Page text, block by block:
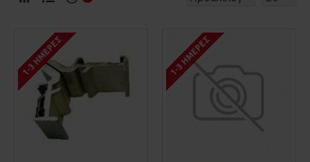
1-3 ΗΜΈΡΕΣ 1-3 ΗΜΈΡΕΣ